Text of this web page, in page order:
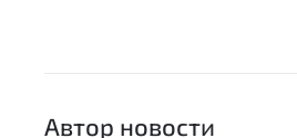
Автор новости